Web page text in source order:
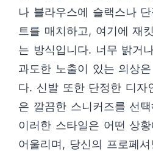
나 블라우스에 슬랙스나
트를 매치하고, 여기에 재
는 방식입니다. 너무 밝거
과도한 노출이 있는 의상
다. 신발 또한 단정한 디자
은 깔끔한 스니커즈를 선
이러한 스타일은 어떤 상
어울리며, 당신의 프로페